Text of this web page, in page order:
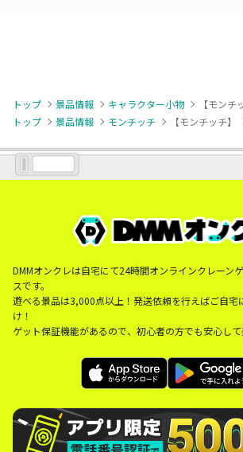
トップ 景品情報 キャラクター小物
トップ
景品情報 モンチッチ
DMMオンクレは自宅にて24時間オンラインクレーン
スです。
遊べる景品は3,000点以上！発送依頼を行えばご自宅
け！
ゲット保証機能があるので、初心者の方でも安心して